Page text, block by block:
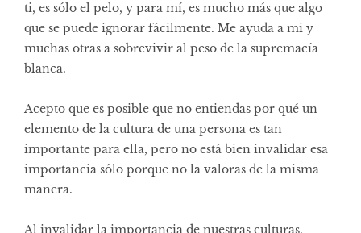
ti, es sólo el pelo, y para mí, es mucho más que algo
que se puede ignorar fácilmente. Me ayuda a mi y
muchas otras a sobrevivir al peso de la supremacía
blanca.
Acepto que es posible que no entiendas por qué un
elemento de la cultura de una persona es tan
importante para ella, pero no está bien invalidar esa
importancia sólo porque no la valoras de la misma
manera.
Al invalidar la importancia de nuestras culturas,